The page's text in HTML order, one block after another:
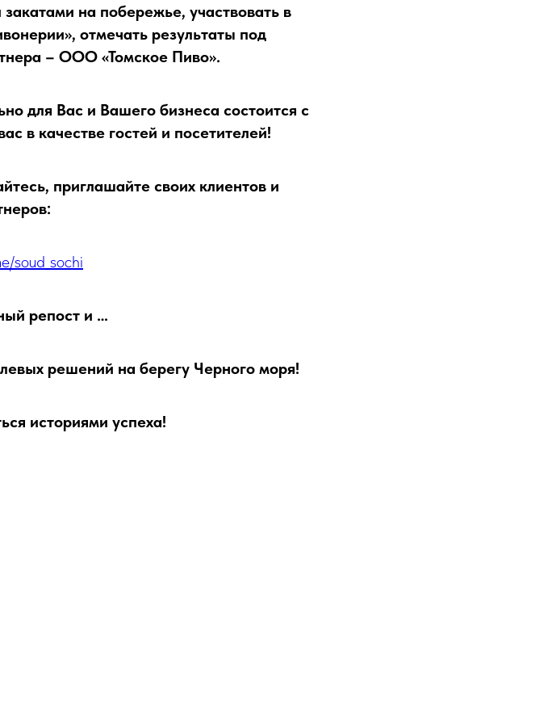
на побережье, участвовать в
отмечать результаты под
– ООО «Томское Пиво».
для Вас и Вашего бизнеса состоится с
в качестве гостей и посетителей!
приглашайте своих клиентов и
soud_sochi
репост и …
решений на берегу Черного моря!
историями успеха!